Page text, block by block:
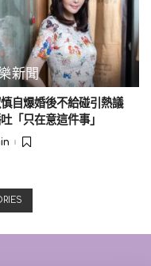
新聞
自爆婚後不給碰引熱議
「只在意這件事」